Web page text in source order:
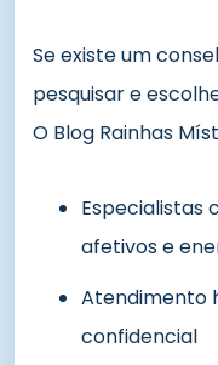
Se existe um
pesquisar e
O Blog Rainhas
Especialistas
afetivos e
Atendimento
confidencial